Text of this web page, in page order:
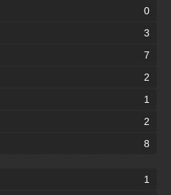
0
3
7
2
1
2
8
1